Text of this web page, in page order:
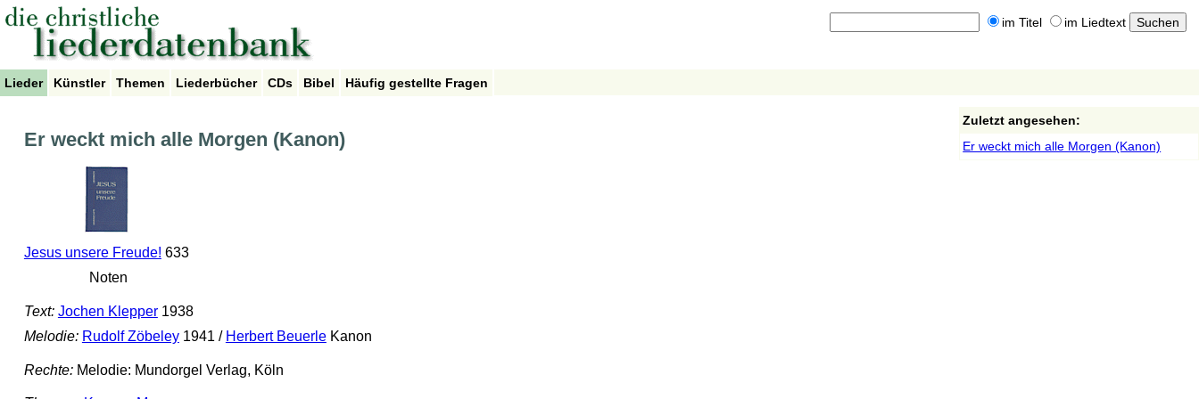
im Titel im Liedtext
Lieder Künstler Themen Liederbücher CDs Bibel Häufig gestellte Fragen
Er weckt mich alle Morgen (Kanon)
Jesus unsere Freude! 633
Noten
Text: Jochen Klepper1938
Melodie: Rudolf Zöbeley1941 / Herbert BeuerleKanon
Rechte:Melodie: Mundorgel Verlag, Köln
Zuletzt angesehen:
Er weckt mich alle Morgen (Kanon)